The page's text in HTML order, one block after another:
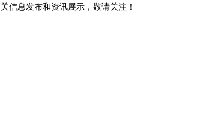
信息发布和资讯展示，敬请关注！